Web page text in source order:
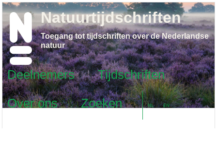
Deelnemers
Tijdschriften
Over ons
Zoeken NL EN
Natuurtijdschriften
Toegang tot tijdschriften over de Nederlandse
natuur